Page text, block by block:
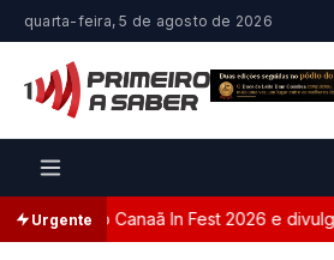
quarta-feira, 5 de agosto de 2026
Urgente
do Canaã In Fest 2026 e divulga